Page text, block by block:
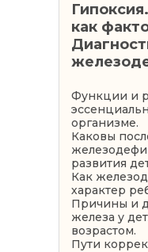
Функции и
организме.
Каковы
развития
Как
характер
Причины и
железа у
возрастом.
Пути
как